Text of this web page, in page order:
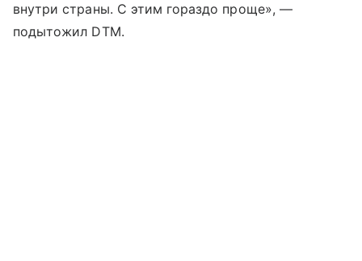
внутри страны. С этим гораздо проще», —
подытожил DTM.